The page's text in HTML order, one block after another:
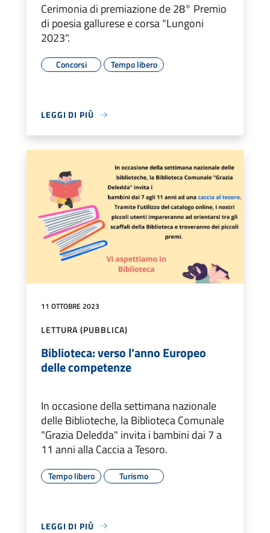
Cerimonia di premiazione de 28° Premio
di poesia gallurese e corsa "Lungoni
2023".
Concorsi Tempo libero
LEGGI DI PIÙ
11 OTTOBRE 2023
LETTURA (PUBBLICA)
Biblioteca: verso l'anno Europeo
delle competenze
In occasione della settimana nazionale
delle Biblioteche, la Biblioteca Comunale
"Grazia Deledda" invita i bambini dai 7 a
11 anni alla Caccia a Tesoro.
Tempo libero Turismo
LEGGI DI PIÙ